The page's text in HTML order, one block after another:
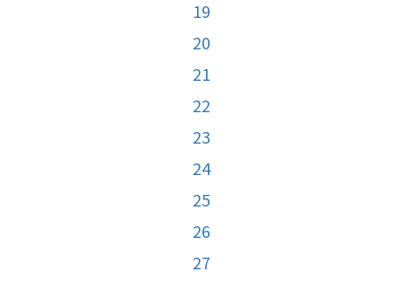
19
20
21
22
23
24
25
26
27